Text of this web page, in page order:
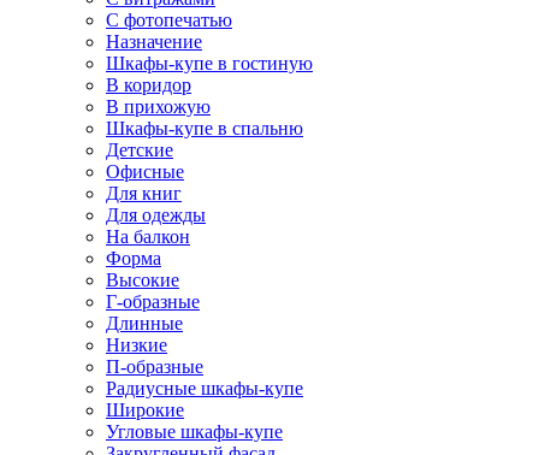
С фотопечатью
Назначение
Шкафы-купе в гостиную
В коридор
В прихожую
Шкафы-купе в спальню
Детские
Офисные
Для книг
Для одежды
На балкон
Форма
Высокие
Г-образные
Длинные
Низкие
П-образные
Радиусные шкафы-купе
Широкие
Угловые шкафы-купе